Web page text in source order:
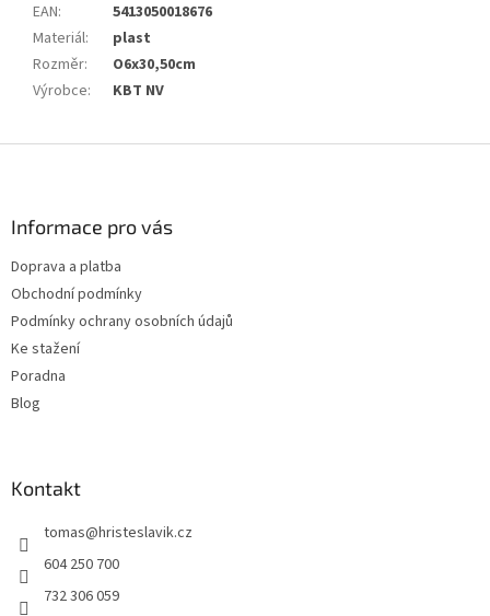
EAN:
5413050018676
Materiál:
plast
Rozměr:
O6x30,50cm
Výrobce: KBT NV
Informace pro vás
Doprava a platba
Obchodní podmínky
Podmínky ochrany osobních údajů
Ke stažení
Poradna
Blog
Kontakt
tomas@hristeslavik.cz
604 250 700
732 306 059